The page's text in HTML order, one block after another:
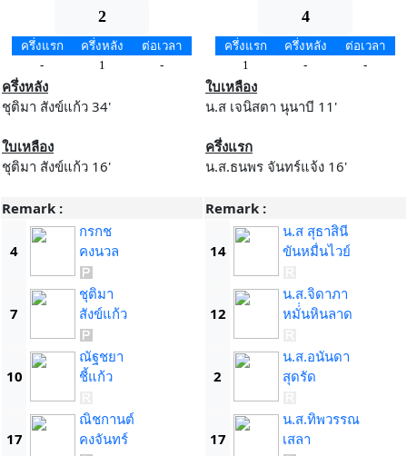
2
ครึ่งแรก ครึ่งหลัง
ต่อเวลา
-
1 -
ครึ่งหลัง
ชุติมา สังข์แก้ว 34'
ใบเหลือง
ชุติมา สังข์แก้ว 16'
Remark :
4
กรกช
คงนวล
7
ชุติมา
สังข์แก้ว
10
ณัฐชยา
ชี้แก้ว
17
ณิชกานต์
คงจันทร์
4
ครึ่งแรก ครึ่งหลัง
ต่อเวลา
1
- -
ใบเหลือง
น.ส เจนิสตา นุนาบี 11'
ครึ่งแรก
น.ส.ธนพร จันทร์แจ้ง 16'
Remark :
14
น.ส สุธาสินี
ขันหมื่นไวย์
12
น.ส.จิดาภา
หมั่่นหินลาด
2
น.ส.อนันดา
สุดรัด
17
น.ส.ทิพวรรณ
เสลา